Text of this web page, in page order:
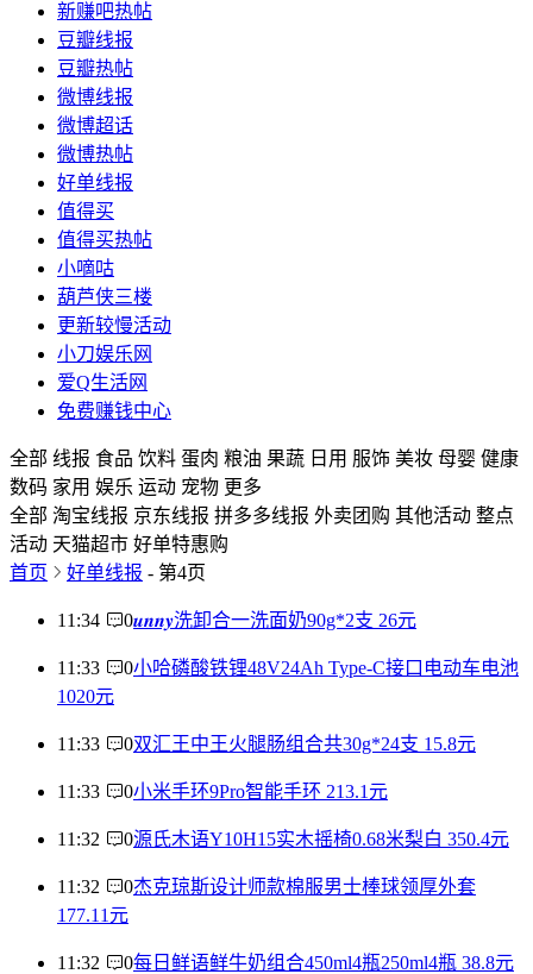
新赚吧热帖
豆瓣线报
豆瓣热帖
微博线报
微博超话
微博热帖
好单线报
值得买
值得买热帖
小嘀咕
葫芦侠三楼
更新较慢活动
小刀娱乐网
爱Q生活网
免费赚钱中心
全部 线报 食品 饮料 蛋肉 粮油 果蔬 日用 服饰 美妆 母婴 健康
数码 家用 娱乐 运动 宠物 更多
全部 淘宝线报 京东线报 拼多多线报 外卖团购 其他活动 整点
活动 天猫超市 好单特惠购
首页
好单线报 - 第4页
11:34 0𝒖𝒏𝒏𝒚洗卸合一洗面奶90g*2支 26元
11:33 0小哈磷酸铁锂48V24Ah Type-C接口电动车电池
1020元
11:33 0双汇王中王火腿肠组合共30g*24支 15.8元
11:33 0小米手环9Pro智能手环 213.1元
11:32 0源氏木语Y10H15实木摇椅0.68米梨白 350.4元
11:32 0杰克琼斯设计师款棉服男士棒球领厚外套
177.11元
11:32 0每日鲜语鲜牛奶组合450ml4瓶250ml4瓶 38.8元